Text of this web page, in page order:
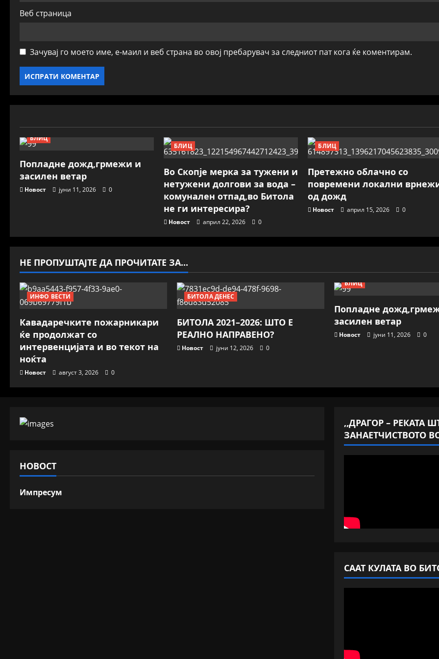
Веб страница
Зачувај го моето име, е-маил и веб страна во овој пребарувач за следниот пат кога ќе коментирам.
БЛИЦ
Попладне дожд,грмежи и
засилен ветар
Новост јуни 11, 2026 0
БЛИЦ
Во Скопје мерка за тужени и
нетужени долгови за вода –
комунален отпад,во Битола
не ги интересира?
Новост април 22, 2026 0
БЛИЦ
Претежно облачно со
повремени локални
од дожд
Новост април 15, 2026 0
НЕ ПРОПУШТАЈТЕ ДА ПРОЧИТАТЕ ЗА...
ИНФО ВЕСТИ
Кавадаречките пожарникари
ќе продолжат со
интервенцијата и во текот на
ноќта
Новост август 3, 2026 0
БИТОЛА ДЕНЕС
БИТОЛА 2021–2026: ШТО Е
РЕАЛНО НАПРАВЕНО?
Новост јуни 12, 2026 0
БЛИЦ
Попладне
засилен ветар
Новост јуни 11, 2026 0
НОВОСТ
Импресум
,,ДРАГОР – РЕКАТА
ЗАНАЕТЧИСТВОТО
СААТ КУЛАТА ВО